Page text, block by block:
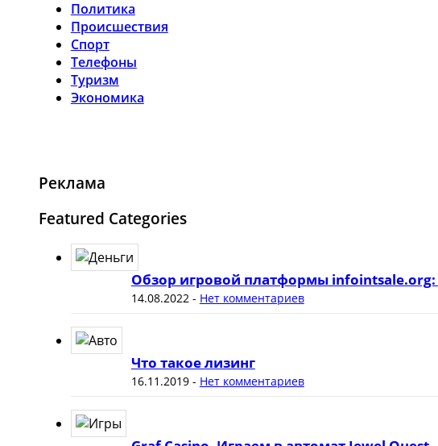
Политика
Происшествия
Спорт
Телефоны
Туризм
Экономика
Реклама
Featured Categories
Обзор игровой платформы
14.08.2022 - Нет комментариев
Что такое лизинг
16.11.2019- Нет комментариев